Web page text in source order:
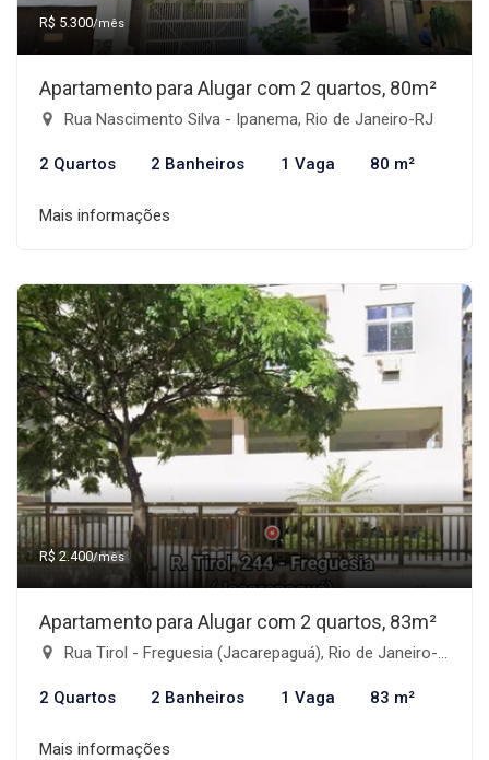
R$ 5.300/mês
Apartamento para Alugar com 2 quartos, 80m²
Rua Nascimento Silva - Ipanema, Rio de Janeiro-RJ
2 Quartos 2 Banheiros 1 Vaga 80 m²
Mais informações
R$ 2.400/mês
Apartamento para Alugar com 2 quartos, 83m²
Rua Tirol - Freguesia (Jacarepaguá), Rio de Janeiro-RJ
2 Quartos 2 Banheiros 1 Vaga 83 m²
Mais informações